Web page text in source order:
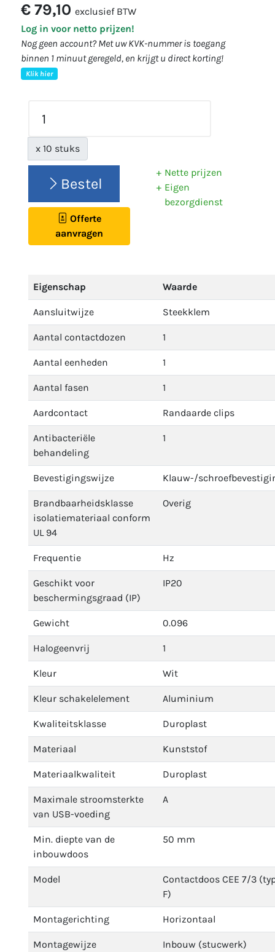
€ 79,10 exclusief BTW
Log in voor netto prijzen!
Nog geen account? Met uw KVK-nummer is toegang
binnen 1 minuut geregeld, en krijgt u direct korting!
Klik hier
x 10 stuks
Bestel
Offerte
aanvragen
Nette prijzen
Eigen
bezorgdienst
Eigenschap Waarde
Aansluitwijze Steekklem
Aantal contactdozen 1
Aantal eenheden 1
Aantal fasen 1
Aardcontact Randaarde clips
Antibacteriële
behandeling
1
Bevestigingswijze Klauw-/
Brandbaarheidsklasse
isolatiemateriaal conform
UL 94
Overig
Frequentie Hz
Geschikt voor
beschermingsgraad (IP)
IP20
Gewicht 0.096
Halogeenvrij 1
Kleur Wit
Kleur schakelelement Aluminium
Kwaliteitsklasse Duroplast
Materiaal Kunststof
Materiaalkwaliteit Duroplast
Maximale stroomsterkte
van USB-voeding
A
Min. diepte van de
inbouwdoos
50 mm
Model
Contactdoos CEE 7/3
F)
Montagerichting Horizontaal
Montagewijze Inbouw (stucwerk)